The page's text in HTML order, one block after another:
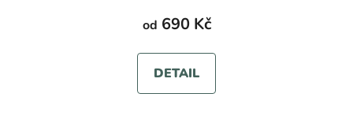
od 690 Kč
DETAIL